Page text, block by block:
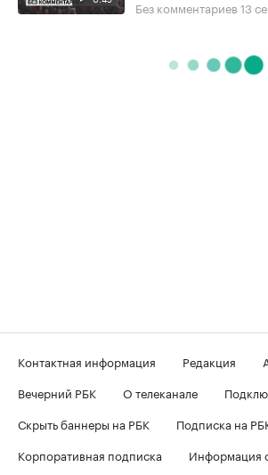
Без комментариев 13
Контактная информация Редакция
Вечерний РБК
О телеканале
Скрыть баннеры на РБК
Подписка на
Корпоративная подписка
Информация